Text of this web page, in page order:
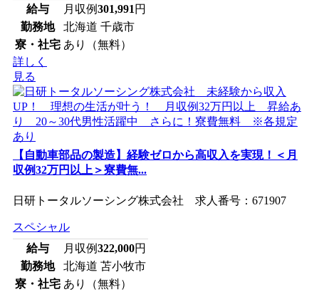
給与
月収例301,991 円
勤務地
北海道 千歳市
寮・社宅 あり（無料）
詳しく
見る
【自動車部品の製造】経験ゼロから高収入を実現！＜月
収例32万円以上＞寮費無...
日研トータルソーシング株式会社 求人番号：671907
スペシャル
給与
月収例322,000円
勤務地
北海道 苫小牧市
寮・社宅 あり（無料）